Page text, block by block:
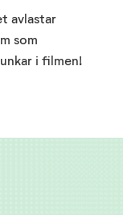
avlastar
som
i filmen!